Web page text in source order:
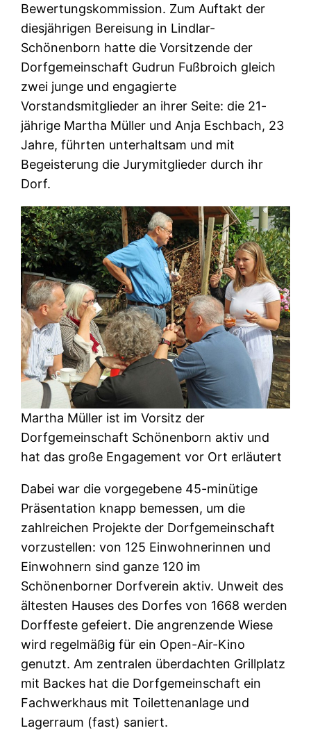
Bewertungskommission. Zum Auftakt der
diesjährigen Bereisung in Lindlar-
Schönenborn hatte die Vorsitzende der
Dorfgemeinschaft Gudrun Fußbroich gleich
zwei junge und engagierte
Vorstandsmitglieder an ihrer Seite: die 21-
jährige Martha Müller und Anja Eschbach, 23
Jahre, führten unterhaltsam und mit
Begeisterung die Jurymitglieder durch ihr
Dorf.
Martha Müller ist im Vorsitz der
Dorfgemeinschaft Schönenborn aktiv und
hat das große Engagement vor Ort erläutert
Dabei war die vorgegebene 45-minütige
Präsentation knapp bemessen, um die
zahlreichen Projekte der Dorfgemeinschaft
vorzustellen: von 125 Einwohnerinnen und
Einwohnern sind ganze 120 im
Schönenborner Dorfverein aktiv. Unweit des
ältesten Hauses des Dorfes von 1668 werden
Dorffeste gefeiert. Die angrenzende Wiese
wird regelmäßig für ein Open-Air-Kino
genutzt. Am zentralen überdachten Grillplatz
mit Backes hat die Dorfgemeinschaft ein
Fachwerkhaus mit Toilettenanlage und
Lagerraum (fast) saniert.